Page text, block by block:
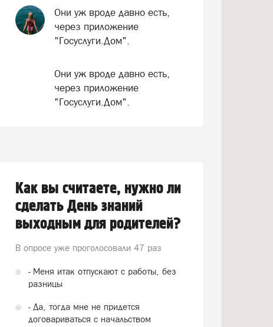
Они уж вроде давно есть,
через приложение
"Госуслуги.Дом".
Они уж вроде давно есть,
через приложение
"Госуслуги.Дом".
Как вы считаете, нужно ли
сделать День знаний
выходным для родителей?
В опросе уже проголосовали 47 раз
- Меня итак отпускают с работы, без
разницы
- Да, тогда мне не придется
договариваться с начальством